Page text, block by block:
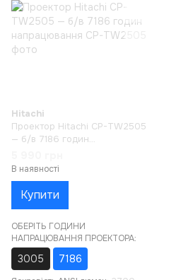
Hitachi
Проектор Hitachi CP-TW2505
— б/в 7186 годин
В наявності
Купити
ОБЕРІТЬ ГОДИНИ
НАПРАЦЮВАННЯ ПРОЕКТОРА:
3005 7186